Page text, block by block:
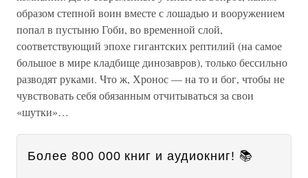
образом степной воин вместе с лошадью и вооружением
попал в пустыню Гоби, во временной слой,
соответствующий эпохе гигантских рептилий (на самое
большое в мире кладбище динозавров), только бессильно
разводят руками. Что ж, Хронос — на то и бог, чтобы не
чувствовать себя обязанным отчитываться за свои
«шутки»…
Более 800 000 книг и аудиокниг! 📚